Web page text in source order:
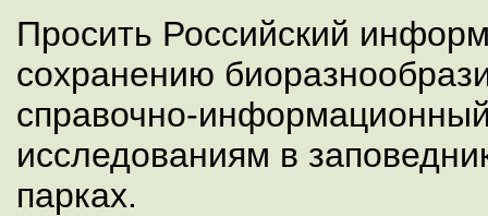
Просить Российский
сохранению
справочно-
исследованиям в
парках.